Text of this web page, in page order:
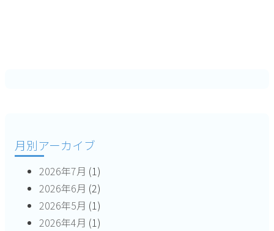
月別アーカイブ
2026年7月 (1)
2026年6月 (2)
2026年5月 (1)
2026年4月 (1)